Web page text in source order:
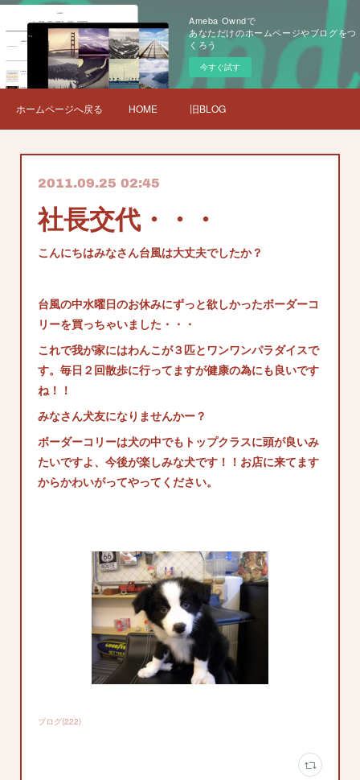
Ameba Owndで
あなただけのホームページやブログをつ
くろう
今すぐ試す
ホームページへ戻る HOME 旧BLOG
2011.09.25 02:45
社長交代・・・
こんにちはみなさん台風は大丈夫でしたか？
台風の中水曜日のお休みにずっと欲しかったボーダーコ
リーを買っちゃいました・・・
これで我が家にはわんこが３匹とワンワンパラダイスで
す。毎日２回散歩に行ってますが健康の為にも良いです
ね！！
みなさん犬友になりませんかー？
ボーダーコリーは犬の中でもトップクラスに頭が良いみ
たいですよ、今後が楽しみな犬です！！お店に来てます
からかわいがってやってください。
ブログ(222)